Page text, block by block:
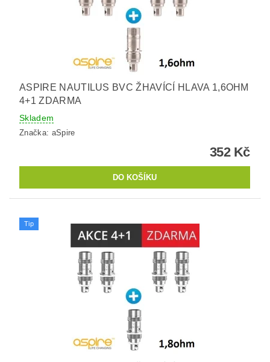
ASPIRE NAUTILUS BVC ŽHAVÍCÍ HLAVA 1,6OHM
4+1 ZDARMA
Skladem
Značka: aSpire
352 Kč
Tip